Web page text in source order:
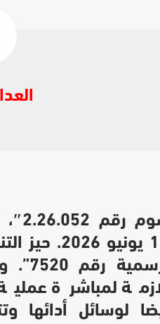
الصادر
حيز
لمباشرة
لوسائل أدائها